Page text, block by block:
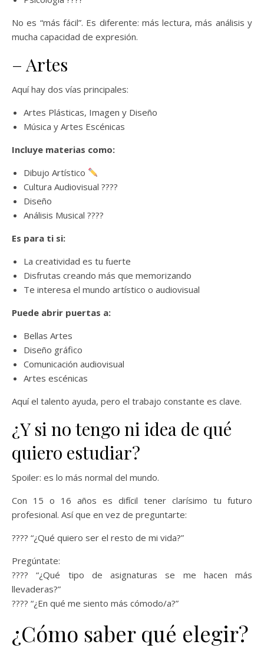
No es “más fácil”. Es diferente: más lectura, más análisis y
mucha capacidad de expresión.
– Artes
Aquí hay dos vías principales:
Artes Plásticas, Imagen y Diseño
Música y Artes Escénicas
Incluye materias como:
Dibujo Artístico
Cultura Audiovisual ????
Diseño
Análisis Musical ????
Es para ti si:
La creatividad es tu fuerte
Disfrutas creando más que memorizando
Te interesa el mundo artístico o audiovisual
Puede abrir puertas a:
Bellas Artes
Diseño gráfico
Comunicación audiovisual
Artes escénicas
Aquí el talento ayuda, pero el trabajo constante es clave.
¿Y si no tengo ni idea de qué
quiero estudiar?
Spoiler: es lo más normal del mundo.
Con 15 o 16 años es difícil tener clarísimo tu futuro
profesional. Así que en vez de preguntarte:
???? “¿Qué quiero ser el resto de mi vida?”
Pregúntate:
???? “¿Qué tipo de asignaturas se me hacen más
llevaderas?”
???? “¿En qué me siento más cómodo/a?”
¿Cómo saber qué elegir?